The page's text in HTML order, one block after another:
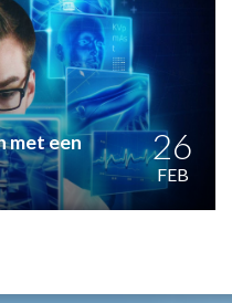
met een
26
FEB